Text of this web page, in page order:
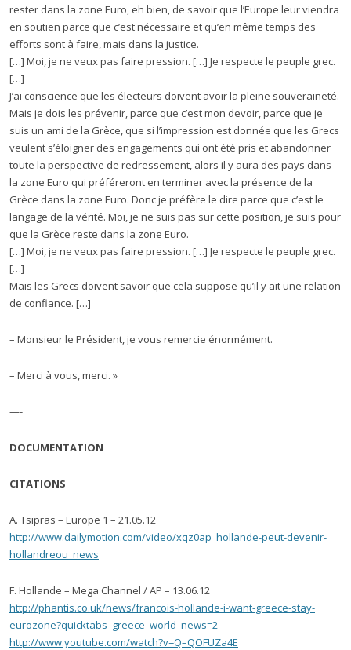
rester dans la zone Euro, eh bien, de savoir que l’Europe leur viendra
en soutien parce que c’est nécessaire et qu’en même temps des
efforts sont à faire, mais dans la justice.
[…] Moi, je ne veux pas faire pression. […] Je respecte le peuple grec.
[…]
J’ai conscience que les électeurs doivent avoir la pleine souveraineté.
Mais je dois les prévenir, parce que c’est mon devoir, parce que je
suis un ami de la Grèce, que si l’impression est donnée que les Grecs
veulent s’éloigner des engagements qui ont été pris et abandonner
toute la perspective de redressement, alors il y aura des pays dans
la zone Euro qui préféreront en terminer avec la présence de la
Grèce dans la zone Euro. Donc je préfère le dire parce que c’est le
langage de la vérité. Moi, je ne suis pas sur cette position, je suis pour
que la Grèce reste dans la zone Euro.
[…] Moi, je ne veux pas faire pression. […] Je respecte le peuple grec.
[…]
Mais les Grecs doivent savoir que cela suppose qu’il y ait une relation
de confiance. […]
– Monsieur le Président, je vous remercie énormément.
– Merci à vous, merci. »
—-
DOCUMENTATION
CITATIONS
A. Tsipras – Europe 1 – 21.05.12
http://www.dailymotion.com/video/xqz0ap_hollande-peut-devenir-
hollandreou_news
F. Hollande – Mega Channel / AP – 13.06.12
http://phantis.co.uk/news/francois-hollande-i-want-greece-stay-
eurozone?quicktabs_greece_world_news=2
http://www.youtube.com/watch?v=Q–QOFUZa4E